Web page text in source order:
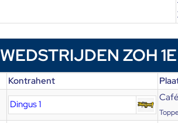
WEDSTRIJDEN ZOH
Kontrahent
Dingus 1